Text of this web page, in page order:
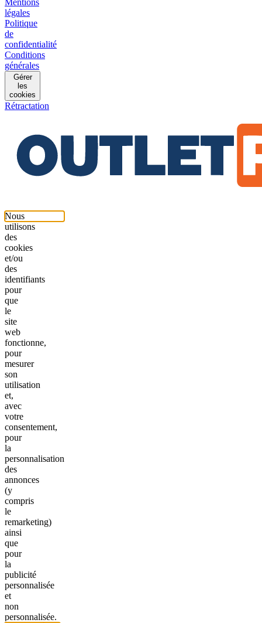
Mentions
légales
Politique
de
confidentialité
Conditions
générales
Gérer
les
cookies
Rétractation
Nous
utilisons
des
cookies
et/ou
des
identifiants
pour
que
le
site
web
fonctionne,
pour
mesurer
son
utilisation
et,
avec
votre
consentement,
pour
la
personnalisation
des
annonces
(y
compris
le
remarketing)
ainsi
que
pour
la
publicité
personnalisée
et
non
personnalisée.